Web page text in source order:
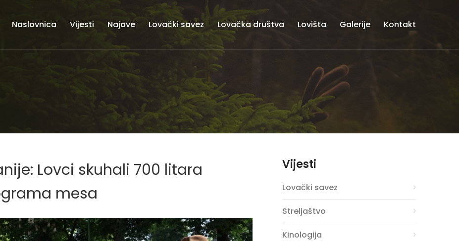
Naslovnica Vijesti Najave Lovački savez Lovačka društva Lovišta Galerije Kontakt
Lovci skuhali 700 litara
mesa
Vijesti
Lovački savez
Streljaštvo
Kinologija